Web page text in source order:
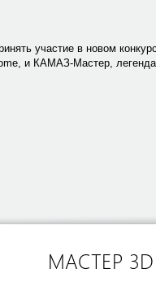
участие в новом
и КАМАЗ-Мастер,
МАСТЕР